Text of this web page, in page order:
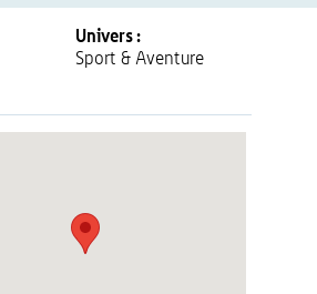
Univers :
Sport & Aventure